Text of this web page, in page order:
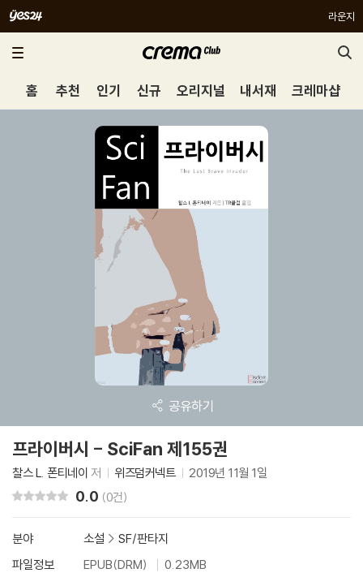
라운지
홈 추천 인기 신규 오리지널 내서재 크레마샵
공유하기
프라이버시 - SciFan 제155권
찰스 L. 폰티네이 저 위즈덤커넥트 2019년 11월 1일
0.0 (0건)
분야 소설 > SF/판타지
파일정보
EPUB(DRM)
0.23MB